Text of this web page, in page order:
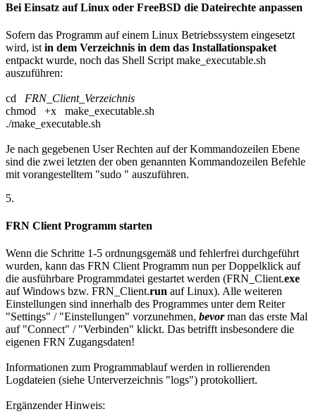
Bei Einsatz auf Linux oder FreeBSD die Dateirechte anpassen
Sofern das Programm auf einem Linux Betriebssystem eingesetzt
wird, ist in dem Verzeichnis in dem das Installationspaket
entpackt wurde, noch das Shell Script make_executable.sh
auszuführen:
cd FRN_Client_Verzeichnis
chmod +x make_executable.sh
./make_executable.sh
Je nach gegebenen User Rechten auf der Kommandozeilen Ebene
sind die zwei letzten der oben genannten Kommandozeilen Befehle
mit vorangestelltem "sudo " auszuführen.
5.
FRN Client Programm starten
Wenn die Schritte 1-5 ordnungsgemäß und fehlerfrei durchgeführt
wurden, kann das FRN Client Programm nun per Doppelklick auf
die ausführbare Programmdatei gestartet werden (FRN_Client.exe
auf Windows bzw. FRN_Client.run auf Linux). Alle weiteren
Einstellungen sind innerhalb des Programmes unter dem Reiter
"Settings" / "Einstellungen" vorzunehmen, bevorman das erste Mal
auf "Connect" / "Verbinden" klickt. Das betrifft insbesondere die
eigenen FRN Zugangsdaten!
Informationen zum Programmablauf werden in rollierenden
Logdateien (siehe Unterverzeichnis "logs") protokolliert.
Ergänzender Hinweis: